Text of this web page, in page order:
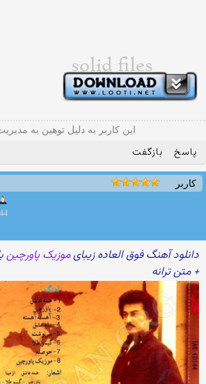
این کاربر به دلیل توهین به
پاسخ بازگفت
کاربر
دانلود آهنگ فوق العاده زیبایموزیک پاورچین
+ متن ترانه